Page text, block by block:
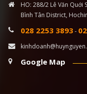
HO: 288/2 Lê Văn Quới
Bình Tân District,
028 2253 3893-
Google Map